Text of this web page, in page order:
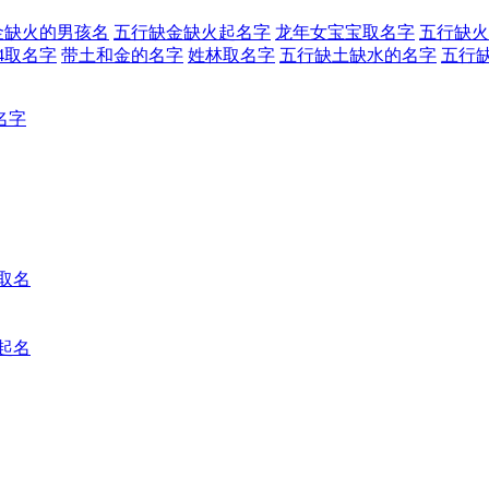
火的男孩名 五行缺金缺火起名字 龙年女宝宝取名字 五行缺
取名字 带土和金的名字 姓林取名字 五行缺土缺水的名字 五行
字
名
名